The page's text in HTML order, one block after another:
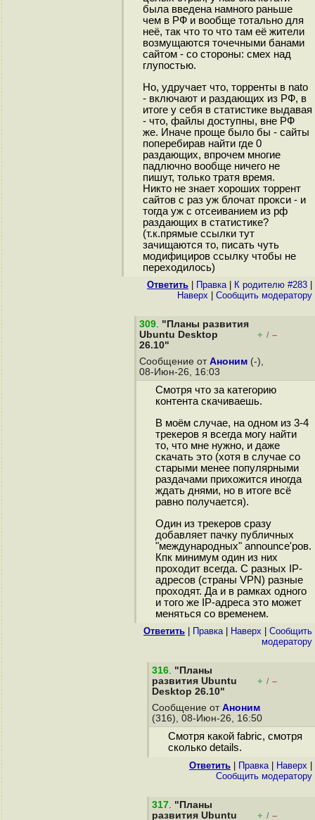
была введена намного раньше
чем в РФ и вообще тотально для
неё, так что то что там её жители
возмущаются точечными банами
сайтом - со стороны: смех над
глупостью.
Но, удручает что, торренты в nato
- включают и раздающих из РФ, в
итоге у себя в статистике выдавая
- что, файлы доступны, вне РФ
же. Иначе проще было бы - сайты
поперебирав найти где 0
раздающих, впрочем многие
падлючно вообще ничего не
пишут, только тратя время.
Никто не знает хороших торрент
сайтов с раз уж блочат прокси - и
тогда уж с отсеиванием из рф
раздающих в статистике?
(т.к.прямые ссылки тут
зачищаются то, писать чуть
модифициров ссылку чтобы не
переходилось)
Ответить Правка| К родителю #283
Наверх
Cообщить модератору
309. "Планы развития
Ubuntu Desktop
26.10"
+ / –
Сообщение от Аноним (-),
08-Июн-26, 16:03
Смотря что за категорию
контента скачиваешь.
В моём случае, на одном из 3-4
трекеров я всегда могу найти
то, что мне нужно, и даже
скачать это (хотя в случае со
старыми менее популярными
раздачами прихожится иногда
ждать днями, но в итоге всё
равно получается).
Один из трекеров сразу
добавляет пачку публичных
"международных" announce'ров.
Кпк минимум один из них
проходит всегда. С разных IP-
адресов (страны VPN) разные
проходят. Да и в рамках одного
и того же IP-адреса это может
меняться со временем.
Ответить Правка| Наверх
Cообщить
модератору
316. "Планы
развития Ubuntu
Desktop 26.10"
+ / –
Сообщение от Аноним
(316), 08-Июн-26, 16:50
Cмотря какой fabric, смотря
сколько details.
Ответить Правка| Наверх
Cообщить модератору
317. "Планы
развития Ubuntu
+ / –